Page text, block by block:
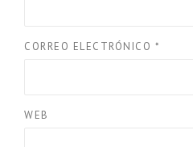
CORREO ELECTRÓNICO *
WEB